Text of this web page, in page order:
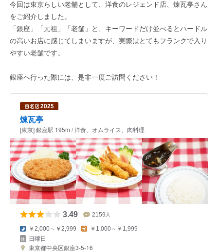
今回は東京らしい老舗として、洋食のレジェンド店、煉瓦亭さん
をご紹介しました。
「銀座」「元祖」「老舗」と、キーワードだけ並べるとハードル
の高いお店に感じてしまいますが、実際はとてもフランクで入り
やすい老舗です。
銀座へ行った際には、是非一度ご訪問ください！
煉瓦亭
[東京] 銀座駅 195m / 洋食、オムライス、肉料理
3.49 2159 人
￥2,000～￥2,999 ￥1,000～￥1,999
日曜日
東京都中央区銀座3-5-16